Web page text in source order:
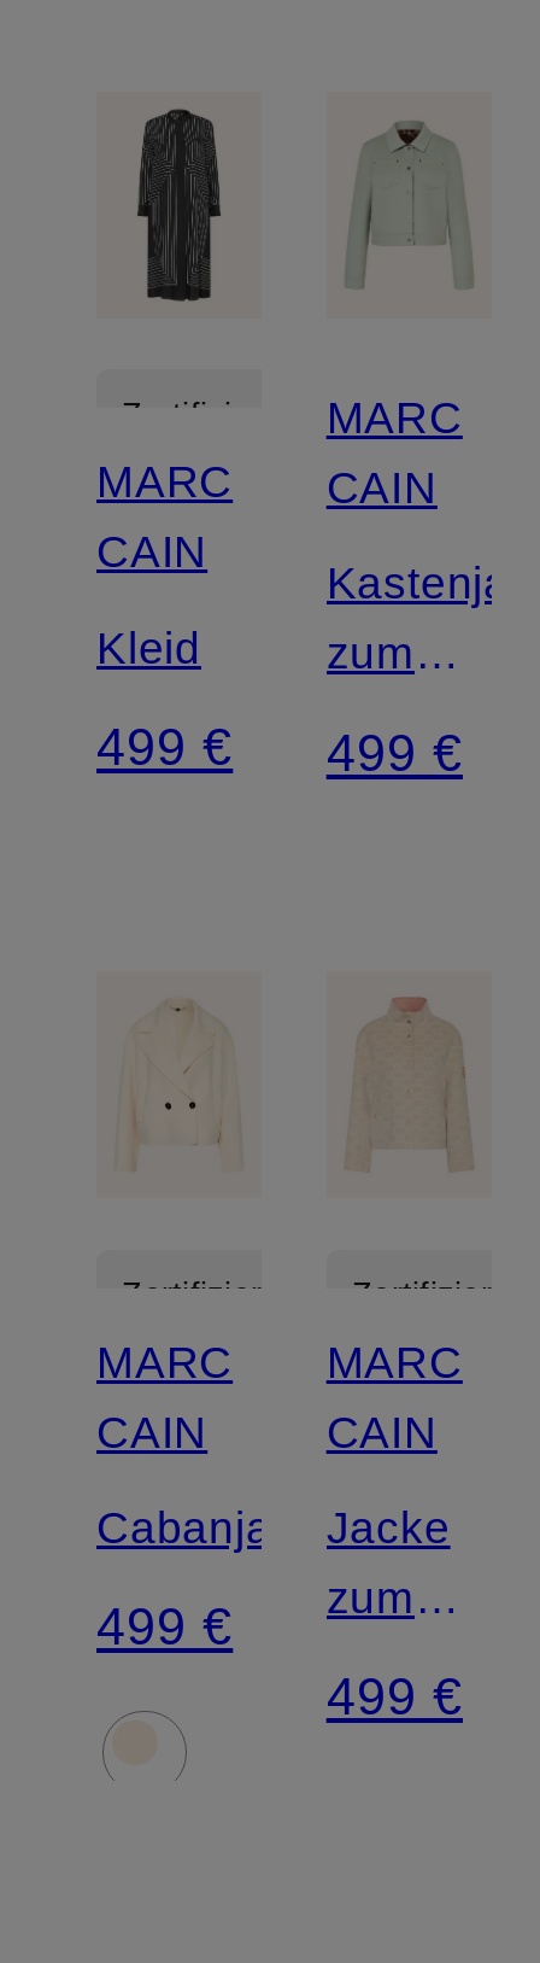
Zertifiziert
MARC
CAIN
Kleid
499 €
MARC
CAIN
zum
Wenden
499 €
Zertifiziert
MARC
CAIN
Cabanjacke
499 €
Zertifiziert
MARC
CAIN
Jacke
zum
Wenden
499 €